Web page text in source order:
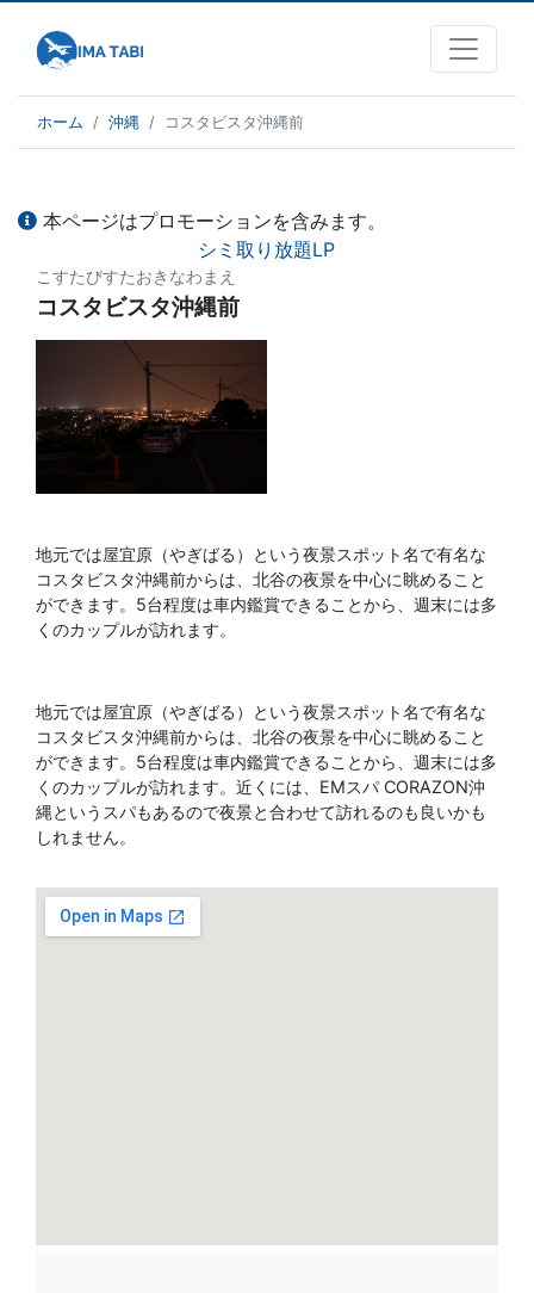
ホーム 沖縄 コスタビスタ沖縄前
本ページはプロモーションを含みます。
シミ取り放題LP
こすたびすたおきなわまえ
コスタビスタ沖縄前
地元では屋宜原（やぎばる）という夜景スポット名で有名な
コスタビスタ沖縄前からは、北谷の夜景を中心に眺めること
ができます。5台程度は車内鑑賞できることから、週末には多
くのカップルが訪れます。
地元では屋宜原（やぎばる）という夜景スポット名で有名な
コスタビスタ沖縄前からは、北谷の夜景を中心に眺めること
ができます。5台程度は車内鑑賞できることから、週末には多
くのカップルが訪れます。近くには、EMスパ CORAZON沖
縄というスパもあるので夜景と合わせて訪れるのも良いかも
しれません。